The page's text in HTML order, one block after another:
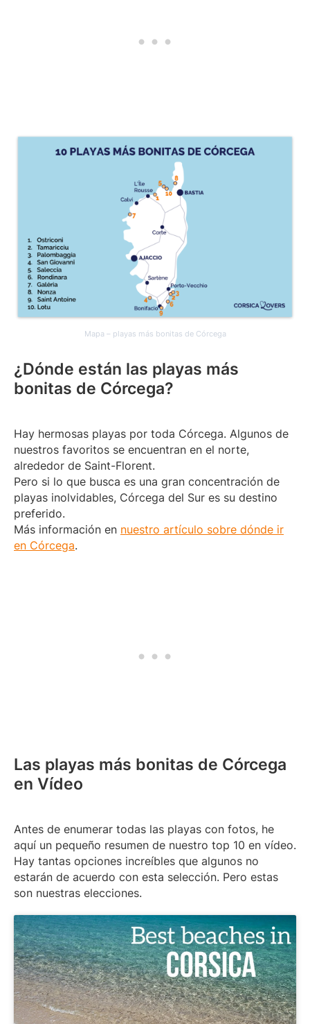
Mapa – playas más bonitas de Córcega
¿Dónde están las playas más
bonitas de Córcega?
Hay hermosas playas por toda Córcega. Algunos de
nuestros favoritos se encuentran en el norte,
alrededor de Saint-Florent.
Pero si lo que busca es una gran concentración de
playas inolvidables, Córcega del Sur es su destino
preferido.
Más información en nuestro artículo sobre dónde ir
en Córcega.
Las playas más bonitas de Córcega
en Vídeo
Antes de enumerar todas las playas con fotos, he
aquí un pequeño resumen de nuestro top 10 en vídeo.
Hay tantas opciones increíbles que algunos no
estarán de acuerdo con esta selección. Pero estas
son nuestras elecciones.